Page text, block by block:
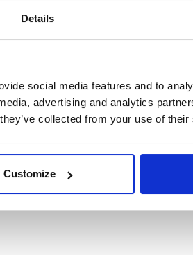
Details
social media features and to
advertising and analytics
collected from your use of
Customize